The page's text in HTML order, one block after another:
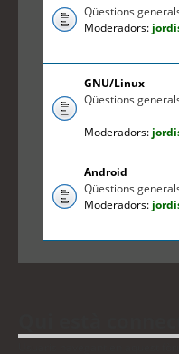
Qüestions
Moderadors:
GNU/Linux
Qüestions
Moderadors:
Android
Qüestions
Moderadors: